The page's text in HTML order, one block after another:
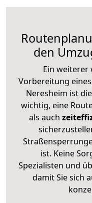
den
Ein weiterer
Vorbereitung
Neresheim ist die
wichtig, eine
als auch
ist. Keine
Spezialisten und
damit Sie sich